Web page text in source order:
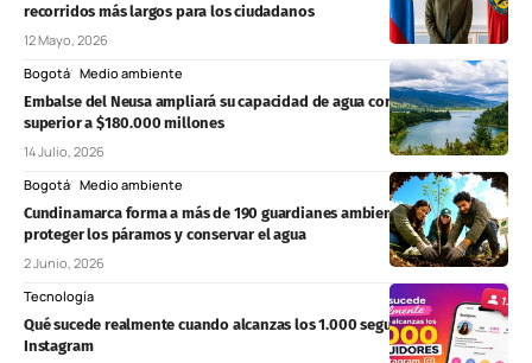
recorridos más largos para los ciudadanos
12 Mayo, 2026
Bogotá Medio ambiente
Embalse del Neusa ampliará su capacidad de agua con inversión
superior a $180.000 millones
14 Julio, 2026
Bogotá Medio ambiente
Cundinamarca forma a más de 190 guardianes ambientales para
proteger los páramos y conservar el agua
2 Junio, 2026
Tecnología
Qué sucede realmente cuando alcanzas los 1.000 seguidores en
Instagram